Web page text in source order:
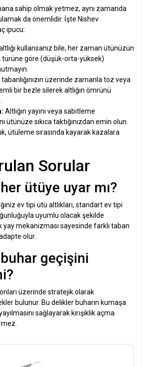
sahip olmak yetmez, aynı zamanda
da önemlidir. İşte Nishev
ipucu:
kullansanız bile, her zaman ütünüzün
türüne göre (düşük-orta-yüksek)
üzerinde zamanla toz veya
bir bezle silerek altlığın ömrünü
Altlığın yayını veya sabitleme
ütünüze sıkıca taktığınızdan emin olun.
ütüleme sırasında kayarak kazalara
Sorular
ütüye uyar mı?
ev tipi ütü altlıkları, standart ev tipi
uyumlu olacak şekilde
yay mekanizması sayesinde farklı taban
olur.
buhar geçişini
üzerinde stratejik olarak
bulunur. Bu delikler buharın kumaşa
sağlayarak kırışıklık açma